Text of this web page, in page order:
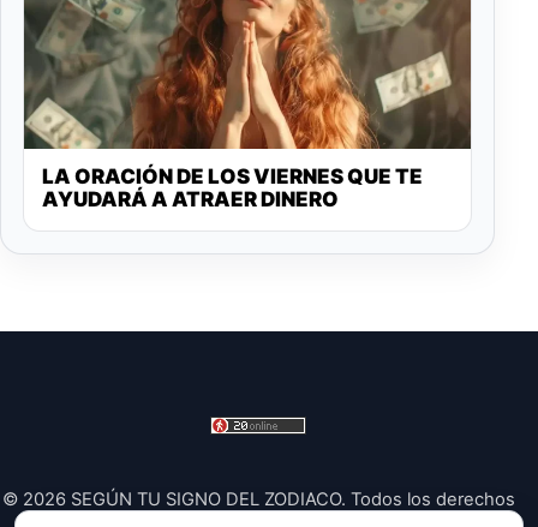
LA ORACIÓN DE LOS VIERNES QUE TE
AYUDARÁ A ATRAER DINERO
© 2026 SEGÚN TU SIGNO DEL ZODIACO. Todos los derechos